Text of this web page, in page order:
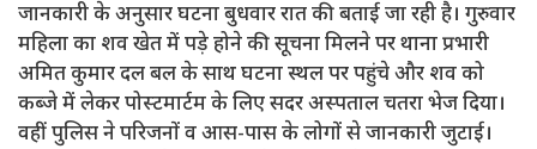
जानकारी के अनुसार घटना बुधवार रात की बताई जा रही है। गुरुवार
महिला का शव खेत में पड़े होने की सूचना मिलने पर थाना प्रभारी
अमित कुमार दल बल के साथ घटना स्थल पर पहुंचे और शव को
कब्जे में लेकर पोस्टमार्टम के लिए सदर अस्पताल चतरा भेज दिया।
वहीं पुलिस ने परिजनों व आस-पास के लोगों से जानकारी जुटाई।